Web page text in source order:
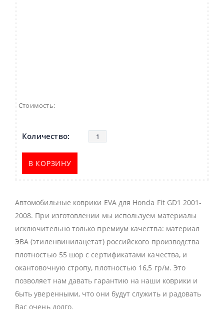
Стоимость:
В КОРЗИНУ
Автомобильные коврики EVA для Honda Fit GD1 2001-
2008. При изготовлении мы используем материалы
исключительно только премиум качества: материал
ЭВА (этиленвинилацетат) российского производства
плотностью 55 шор с сертификатами качества, и
окантовочную стропу, плотностью 16,5 гр/м. Это
позволяет нам давать гарантию на наши коврики и
быть уверенными, что они будут служить и радовать
Вас очень долго.